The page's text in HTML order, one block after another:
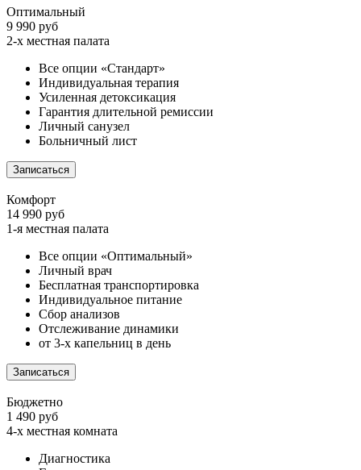
Оптимальный
9 990 руб
2-х местная палата
Все опции «Стандарт»
Индивидуальная терапия
Усиленная детоксикация
Гарантия длительной ремиссии
Личный санузел
Больничный лист
Записаться
Комфорт
14 990 руб
1-я местная палата
Все опции «Оптимальный»
Личный врач
Бесплатная транспортировка
Индивидуальное питание
Сбор анализов
Отслеживание динамики
от 3-х капельниц в день
Записаться
Бюджетно
1 490 руб
4-х местная комната
Диагностика